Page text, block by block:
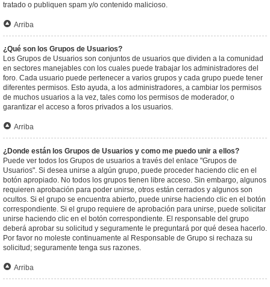
tratado o publiquen spam y/o contenido malicioso.
Arriba
¿Qué son los Grupos de Usuarios?
Los Grupos de Usuarios son conjuntos de usuarios que dividen a la comunidad
en sectores manejables con los cuales puede trabajar los administradores del
foro. Cada usuario puede pertenecer a varios grupos y cada grupo puede tener
diferentes permisos. Esto ayuda, a los administradores, a cambiar los permisos
de muchos usuarios a la vez, tales como los permisos de moderador, o
garantizar el acceso a foros privados a los usuarios.
Arriba
¿Donde están los Grupos de Usuarios y como me puedo unir a ellos?
Puede ver todos los Grupos de usuarios a través del enlace "Grupos de
Usuarios". Si desea unirse a algún grupo, puede proceder haciendo clic en el
botón apropiado. No todos los grupos tienen libre acceso. Sin embargo, algunos
requieren aprobación para poder unirse, otros están cerrados y algunos son
ocultos. Si el grupo se encuentra abierto, puede unirse haciendo clic en el botón
correspondiente. Si el grupo requiere de aprobación para unirse, puede solicitar
unirse haciendo clic en el botón correspondiente. El responsable del grupo
deberá aprobar su solicitud y seguramente le preguntará por qué desea hacerlo.
Por favor no moleste continuamente al Responsable de Grupo si rechaza su
solicitud; seguramente tenga sus razones.
Arriba